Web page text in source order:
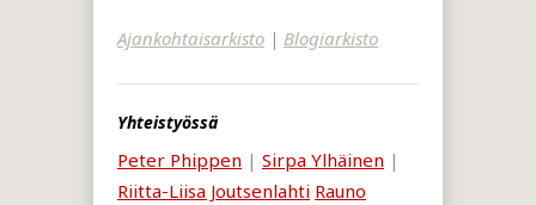
Ajankohtaisarkisto | Blogiarkisto
Yhteistyössä
Peter Phippen | Sirpa Ylhäinen |
Riitta-Liisa Joutsenlahti Rauno